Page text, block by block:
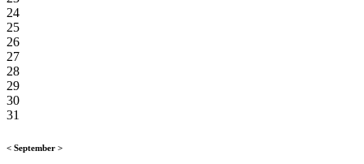
24
25
26
27
28
29
30
31
< September >